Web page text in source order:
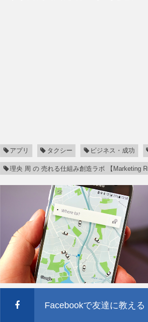
アプリ タクシー ビジネス・成功
理央 周 の 売れる仕組み創造ラボ 【Marketing
Facebookで友達に教える